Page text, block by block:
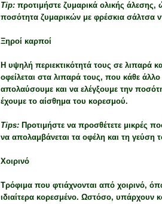
Tip: προτιμήστε ζυμαρικά ολικής άλεσης,
ποσότητα ζυμαρικών με φρέσκια σάλτσα
Ξηροί καρποί
Η υψηλή περιεκτικότητά τους σε λιπαρά
οφείλεται στα λιπαρά τους, που κάθε
απολαύσουμε και να ελέγξουμε την
έχουμε το αίσθημα του κορεσμού.
Tips: Προτιμήστε να προσθέτετε μικρές
να απολαμβάνεται τα οφέλη και τη γεύση
Χοιρινό
Τρόφιμα που φτιάχνονται από χοιρινό,
ιδιαίτερα κορεσμένο. Ωστόσο, υπάρχουν